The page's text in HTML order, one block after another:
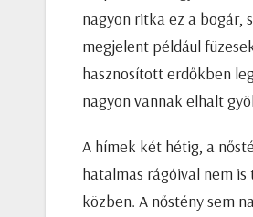
nagyon ritka ez a bogár,
megjelent például
hasznosított erdőkben
nagyon vannak elhalt
A hímek két hétig, a
hatalmas rágóival nem
közben. A nőstény sem